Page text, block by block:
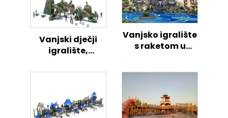
Vanjski dječji
igralište,
temom pilića
Vanjsko igralište
s raketom u